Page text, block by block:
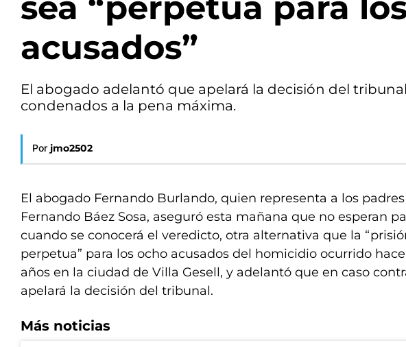
acusados”
El abogado adelantó que apelará la decisión del
condenados a la pena máxima.
Por jmo2502
El abogado Fernando Burlando, quien representa a los
Fernando Báez Sosa, aseguró esta mañana que no esperan
cuando se conocerá el veredicto, otra alternativa que la
perpetua” para los ocho acusados del homicidio ocurrido
años en la ciudad de Villa Gesell, y adelantó que en caso
apelará la decisión del tribunal.
Más noticias